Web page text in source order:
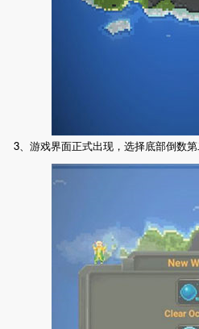
3、游戏界面正式出现，选择底部倒数第